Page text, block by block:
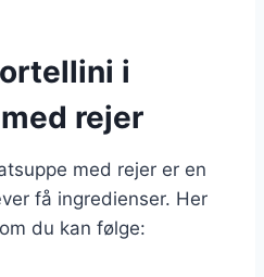
i
rejer
med rejer er en
få ingredienser. Her
du kan følge: